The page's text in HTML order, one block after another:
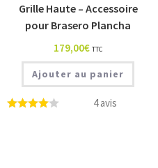
4 avis
Grille Haute – Accessoire
pour Brasero Plancha
179,00€ TTC
Ajouter au panier